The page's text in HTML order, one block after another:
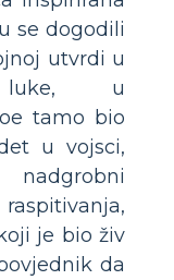
se dogodili
utvrdi u
luke, u
tamo bio
u vojsci,
je bio živ
da